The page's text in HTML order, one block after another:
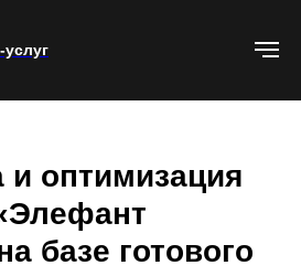
услуг
и оптимизация
базе готового